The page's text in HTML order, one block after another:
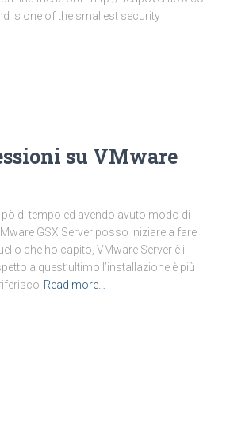
is one of the smallest security
su VMware
pò di tempo ed avendo avuto modo di
GSX Server posso iniziare a fare
che ho capito, VMware Server è il
a quest’ultimo l’installazione è più
Read more…